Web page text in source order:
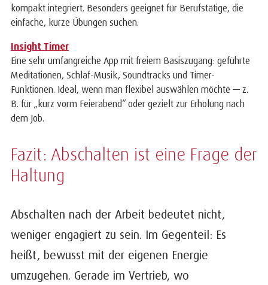
kompakt integriert. Besonders geeignet für Berufstätige, die
einfache, kurze Übungen suchen.
Insight Timer
Eine sehr umfangreiche App mit freiem Basiszugang: geführte
Meditationen, Schlaf-Musik, Soundtracks und Timer-
Funktionen. Ideal, wenn man flexibel auswählen möchte — z.
B. für „kurz vorm Feierabend“ oder gezielt zur Erholung nach
dem Job.
Fazit: Abschalten ist eine Frage der
Haltung
Abschalten nach der Arbeit bedeutet nicht,
weniger engagiert zu sein. Im Gegenteil: Es
heißt, bewusst mit der eigenen Energie
umzugehen. Gerade im Vertrieb, wo